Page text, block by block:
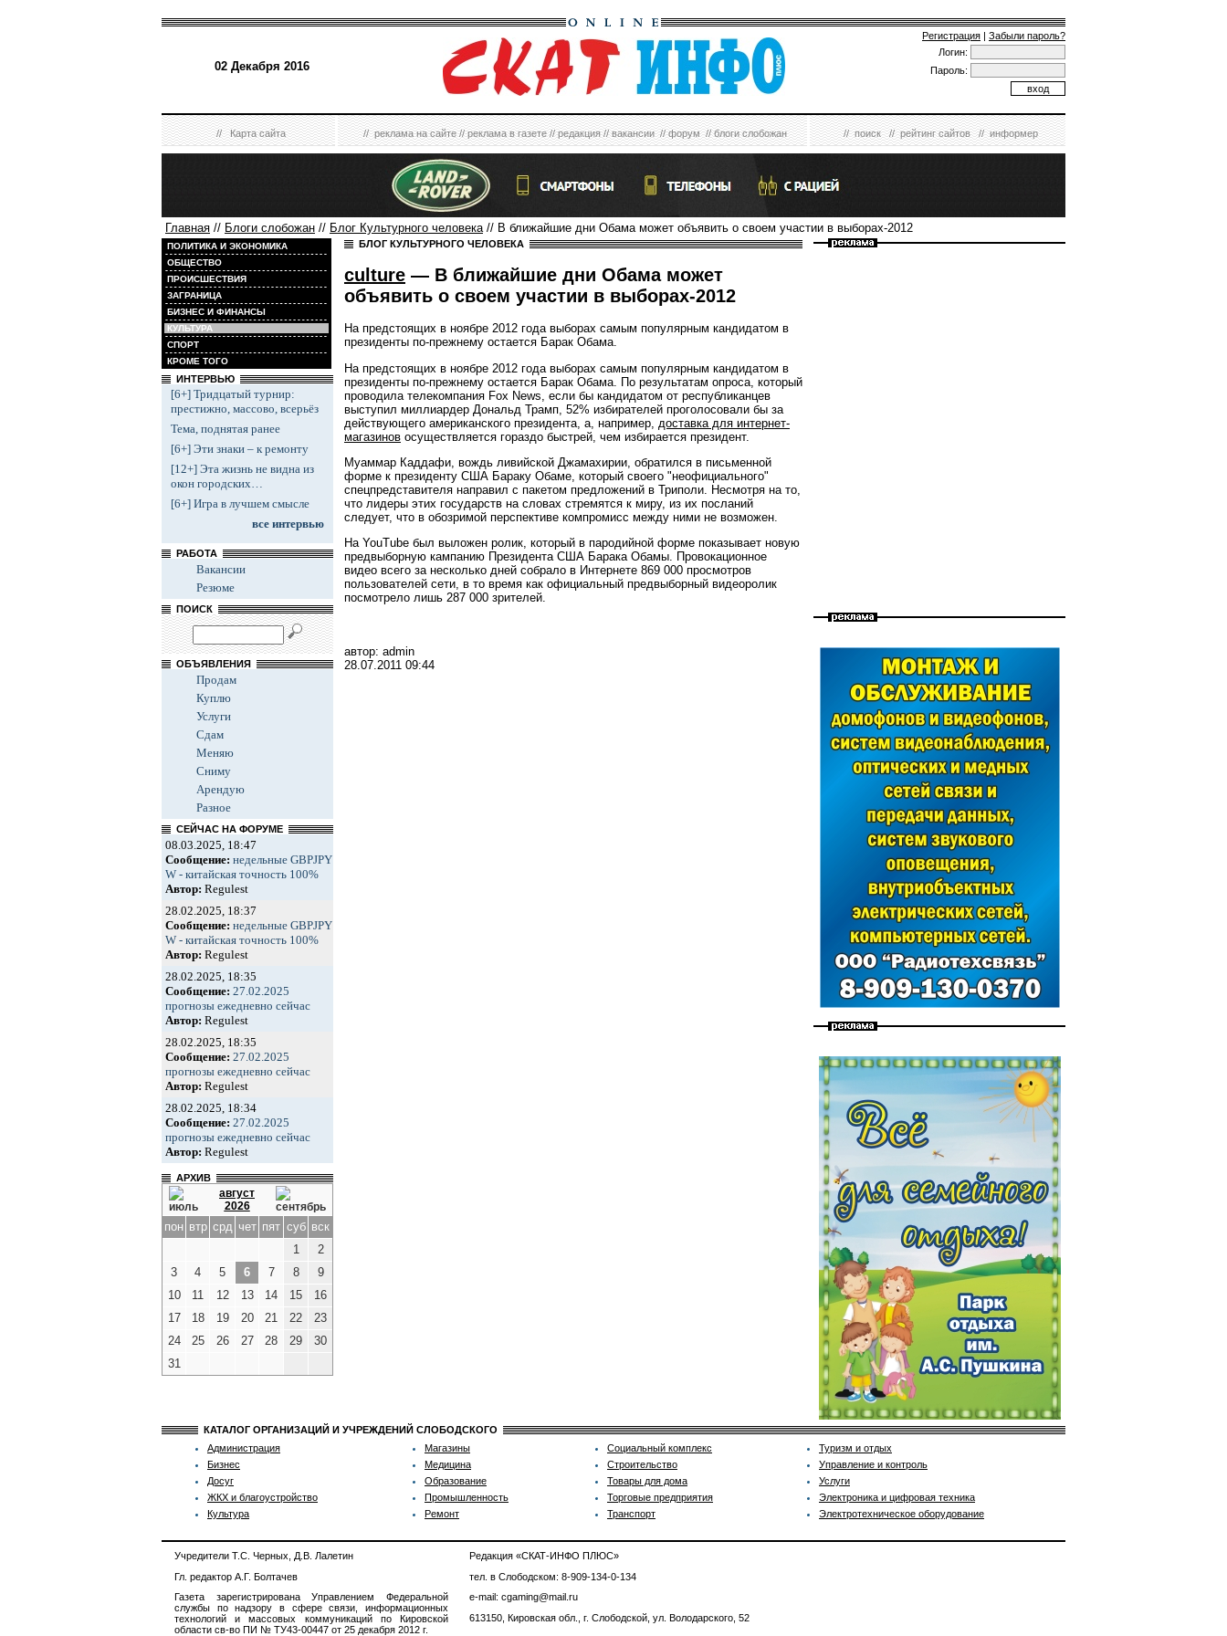
02 Декабря 2016
Регистрация | Забыли пароль?
Логин:
Пароль:
//Карта сайта //реклама на сайте//реклама в газете//редакция//вакансии//форум//блоги слобожан //поиск//рейтинг сайтов//информер
Главная // Блоги слобожан // Блог Культурного человека// В ближайшие дни Обама может объявить о своем участии в выборах-2012
ПОЛИТИКА И ЭКОНОМИКА
ОБЩЕСТВО
ПРОИСШЕСТВИЯ
ЗАГРАНИЦА
БИЗНЕС И ФИНАНСЫ
КУЛЬТУРА
СПОРТ
КРОМЕ ТОГО
ИНТЕРВЬЮ
[6+] Тридцатый турнир:
престижно, массово, всерьёз
Тема, поднятая ранее
[6+] Эти знаки – к ремонту
[12+] Эта жизнь не видна из
окон городских…
[6+] Игра в лучшем смысле
все интервью
РАБОТА
Вакансии
Резюме
ПОИСК
ОБЪЯВЛЕНИЯ
Продам
Куплю
Услуги
Сдам
Меняю
Сниму
Арендую
Разное
СЕЙЧАС НА ФОРУМЕ
08.03.2025, 18:47
Сообщение: недельные GBPJPY
W - китайская точность 100%
Автор: Regulest
28.02.2025, 18:37
Сообщение: недельные GBPJPY
W - китайская точность 100%
Автор: Regulest
28.02.2025, 18:35
Сообщение: 27.02.2025
прогнозы ежедневно сейчас
Автор: Regulest
28.02.2025, 18:35
Сообщение: 27.02.2025
прогнозы ежедневно сейчас
Автор: Regulest
28.02.2025, 18:34
Сообщение: 27.02.2025
прогнозы ежедневно сейчас
Автор: Regulest
АРХИВ
август
2026
пон втр срд чет пят суб вск
1
2
3
4 5 6 7 8
9
10
11 12 13 14 15
16
17
18 19 20 21 22
23
24
25 26 27 28 29
30
31
БЛОГ КУЛЬТУРНОГО ЧЕЛОВЕКА
culture — В ближайшие дни Обама может
объявить о своем участии в выборах-2012
На предстоящих в ноябре 2012 года выборах самым популярным кандидатом в
президенты по-прежнему остается Барак Обама.
На предстоящих в ноябре 2012 года выборах самым популярным кандидатом в
президенты по-прежнему остается Барак Обама. По результатам опроса, который
проводила телекомпания Fox News, если бы кандидатом от республиканцев
выступил миллиардер Дональд Трамп, 52% избирателей проголосовали бы за
действующего американского президента, а, например, доставка для интернет-
магазинов осуществляется гораздо быстрей, чем избирается президент.
Муаммар Каддафи, вождь ливийской Джамахирии, обратился в письменной
форме к президенту США Бараку Обаме, который своего "неофициального"
спецпредставителя направил с пакетом предложений в Триполи. Несмотря на то,
что лидеры этих государств на словах стремятся к миру, из их посланий
следует, что в обозримой перспективе компромисс между ними не возможен.
На YouTube был выложен ролик, который в пародийной форме показывает новую
предвыборную кампанию Президента США Барака Обамы. Провокационное
видео всего за несколько дней собрало в Интернете 869 000 просмотров
пользователей сети, в то время как официальный предвыборный видеоролик
посмотрело лишь 287 000 зрителей.
автор: admin
28.07.2011 09:44
КАТАЛОГ ОРГАНИЗАЦИЙ И УЧРЕЖДЕНИЙ СЛОБОДСКОГО
Администрация
Бизнес
Досуг
ЖКХ и благоустройство
Культура
Магазины
Медицина
Образование
Промышленность
Ремонт
Социальный комплекс
Строительство
Товары для дома
Торговые предприятия
Транспорт
Туризм и отдых
Управление и контроль
Услуги
Электроника и цифровая техника
Электротехническое оборудование
Учредители Т.С. Черных, Д.В. Лалетин
Гл. редактор А.Г. Болтачев
Газета зарегистрирована Управлением Федеральной
службы по надзору в сфере связи, информационных
технологий и массовых коммуникаций по Кировской
области св-во ПИ № ТУ43-00447 от 25 декабря 2012 г.
Редакция «СКАТ-ИНФО ПЛЮС»
тел. в Слободском: 8-909-134-0-134
e-mail: cgaming@mail.ru
613150, Кировская обл., г. Слободской, ул. Володарского, 52